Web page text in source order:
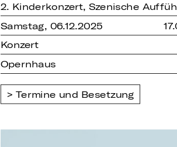
2. Kinderkonzert, Szenische
Samstag, 06.12.2025
Konzert
Opernhaus
Termine und Besetzung